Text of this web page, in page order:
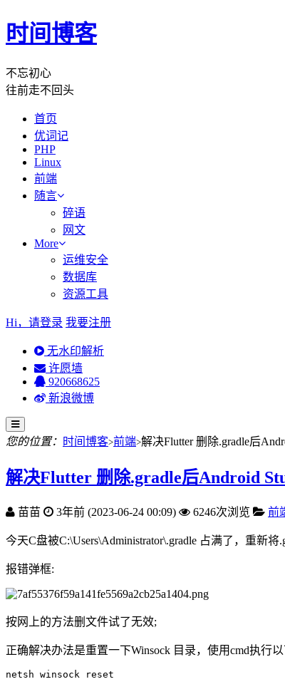
时间博客
不忘初心
往前走不回头
首页
优词记
PHP
Linux
前端
随言
碎语
网文
More
运维安全
数据库
资源工具
Hi，请登录 我要注册
无水印解析
许愿墙
920668625
新浪微博
您的位置： 时间博客>前端>解决Flutter 删除.gradle后
解决Flutter 删除.gradle后Android
苗苗 3年前 (2023-06-24 00:09) 6246次浏览 前
今天C盘被C:\Users\Administrator\.gradle 占满了，重新将
报错弹框:
按网上的方法删文件试了无效;
正确解决办法是重置一下Winsock 目录，使用cmd执行
netsh winsock reset